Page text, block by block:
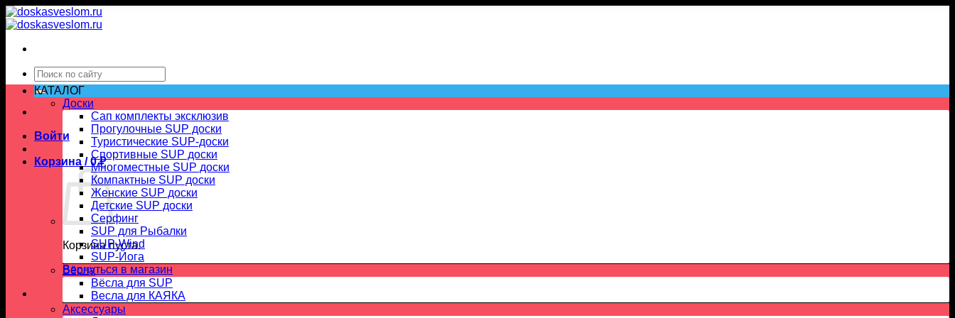
Skip
to
Искать:
Войти
Корзина /0₽
Корзина пуста.
Вернуться в магазин
КАТАЛОГ
Доски
Сап комплекты эксклюзив
Прогулочные SUP доски
Туристические SUP-доски
Спортивные SUP доски
Многоместные SUP доски
Компактные SUP доски
Женские SUP доски
Детские SUP доски
Серфинг
SUP для Рыбалки
SUP-Wind
SUP-Йога
Вёсла
Вёсла для SUP
Весла для КАЯКА
Аксессуары